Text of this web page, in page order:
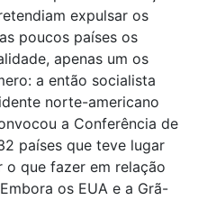
expulsar os
poucos países os
apenas um os
a então socialista
norte-americano
a Conferência de
países que teve lugar
o que fazer em relação
os EUA e a Grã-